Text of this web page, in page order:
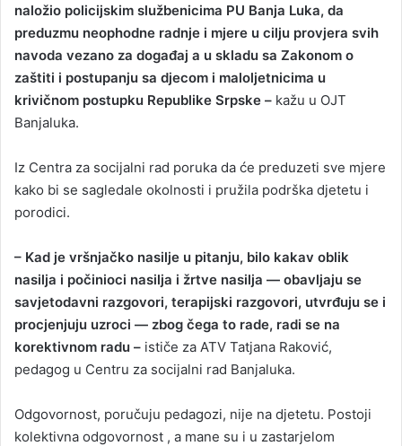
naložio policijskim službenicima PU Banja Luka, da
preduzmu neophodne radnje i mjere u cilju provjera svih
navoda vezano za događaj a u skladu sa Zakonom o
zaštiti i postupanju sa djecom i maloljetnicima u
krivičnom postupku Republike Srpske – kažu u OJT
Banjaluka.
Iz Centra za socijalni rad poruka da će preduzeti sve mjere
kako bi se sagledale okolnosti i pružila podrška djetetu i
porodici.
– Kad je vršnjačko nasilje u pitanju, bilo kakav oblik
nasilja i počinioci nasilja i žrtve nasilja — obavljaju se
savjetodavni razgovori, terapijski razgovori, utvrđuju se i
procjenjuju uzroci — zbog čega to rade, radi se na
korektivnom radu – ističe za ATV Tatjana Raković,
pedagog u Centru za socijalni rad Banjaluka.
Odgovornost, poručuju pedagozi, nije na djetetu. Postoji
kolektivna odgovornost , a mane su i u zastarjelom